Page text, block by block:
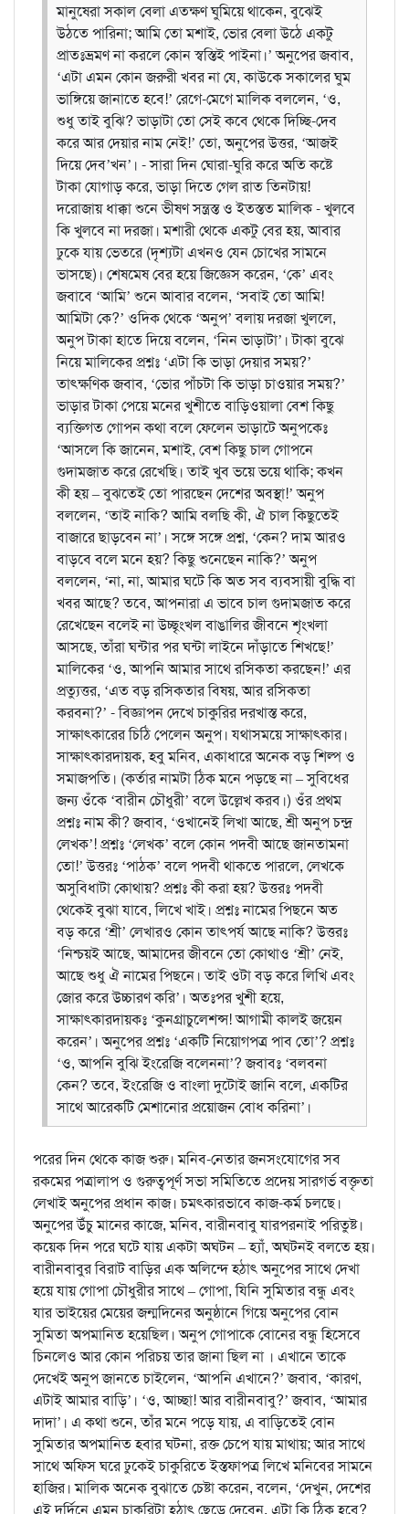
মানুষেরা সকাল বেলা এতক্ষণ ঘুমিয়ে থাকেন, বুঝেই
উঠতে পারিনা; আমি তো মশাই, ভোর বেলা উঠে একটু
প্রাতঃভ্রমণ না করলে কোন স্বস্তিই পাইনা।’ অনুপের জবাব,
‘এটা এমন কোন জরুরী খবর না যে, কাউকে সকালের ঘুম
ভাঙ্গিয়ে জানাতে হবে!’ রেগে-মেগে মালিক বললেন, ‘ও,
শুধু তাই বুঝি? ভাড়াটা তো সেই কবে থেকে দিচ্ছি-দেব
করে আর দেয়ার নাম নেই!’ তো, অনুপের উত্তর, ‘আজই
দিয়ে দেব’খন’। - সারা দিন ঘোরা-ঘুরি করে অতি কষ্টে
টাকা যোগাড় করে, ভাড়া দিতে গেল রাত তিনটায়!
দরোজায় ধাক্কা শুনে ভীষণ সন্ত্রস্ত ও ইতস্তত মালিক - খুলবে
কি খুলবে না দরজা। মশারী থেকে একটু বের হয়, আবার
ঢুকে যায় ভেতরে (দৃশ্যটা এখনও যেন চোখের সামনে
ভাসছে)। শেষমেষ বের হয়ে জিজ্ঞেস করেন, ‘কে’ এবং
জবাবে ‘আমি’ শুনে আবার বলেন, ‘সবাই তো আমি!
আমিটা কে?’ ওদিক থেকে ‘অনুপ’ বলায় দরজা খুললে,
অনুপ টাকা হাতে দিয়ে বলেন, ‘নিন ভাড়াটা’। টাকা বুঝে
নিয়ে মালিকের প্রশ্নঃ ‘এটা কি ভাড়া দেয়ার সময়?’
তাৎক্ষণিক জবাব, ‘ভোর পাঁচটা কি ভাড়া চাওয়ার সময়?’
ভাড়ার টাকা পেয়ে মনের খুশীতে বাড়িওয়ালা বেশ কিছু
ব্যক্তিগত গোপন কথা বলে ফেলেন ভাড়াটে অনুপকেঃ
‘আসলে কি জানেন, মশাই, বেশ কিছু চাল গোপনে
গুদামজাত করে রেখেছি। তাই খুব ভয়ে ভয়ে থাকি; কখন
কী হয় – বুঝতেই তো পারছেন দেশের অবস্থা!’ অনুপ
বললেন, ‘তাই নাকি? আমি বলছি কী, ঐ চাল কিছুতেই
বাজারে ছাড়বেন না’। সঙ্গে সঙ্গে প্রশ্ন, ‘কেন? দাম আরও
বাড়বে বলে মনে হয়? কিছু শুনেছেন নাকি?’ অনুপ
বললেন, ‘না, না, আমার ঘটে কি অত সব ব্যবসায়ী বুদ্ধি বা
খবর আছে? তবে, আপনারা এ ভাবে চাল গুদামজাত করে
রেখেছেন বলেই না উচ্ছৃংখল বাঙালির জীবনে শৃংখলা
আসছে, তাঁরা ঘন্টার পর ঘন্টা লাইনে দাঁড়াতে শিখছে!’
মালিকের ‘ও, আপনি আমার সাথে রসিকতা করছেন!’ এর
প্রত্যুত্তর, ‘এত বড় রসিকতার বিষয়, আর রসিকতা
করবনা?’ - বিজ্ঞাপন দেখে চাকুরির দরখাস্ত করে,
সাক্ষাৎকারের চিঠি পেলেন অনুপ। যথাসময়ে সাক্ষাৎকার।
সাক্ষাৎকারদায়ক, হবু মনিব, একাধারে অনেক বড় শিল্প ও
সমাজপতি। (কর্তার নামটা ঠিক মনে পড়ছে না – সুবিধের
জন্য ওঁকে ‘বারীন চৌধুরী’ বলে উল্লেখ করব।) ওঁর প্রথম
প্রশ্নঃ নাম কী? জবাব, ‘ওখানেই লিখা আছে, শ্রী অনুপ চন্দ্র
লেখক’! প্রশ্নঃ ‘লেখক’ বলে কোন পদবী আছে জানতামনা
তো!’ উত্তরঃ ‘পাঠক’ বলে পদবী থাকতে পারলে, লেখকে
অসুবিধাটা কোথায়? প্রশ্নঃ কী করা হয়? উত্তরঃ পদবী
থেকেই বুঝা যাবে, লিখে খাই। প্রশ্নঃ নামের পিছনে অত
বড় করে ‘শ্রী’ লেখারও কোন তাৎপর্য আছে নাকি? উত্তরঃ
‘নিশ্চয়ই আছে, আমাদের জীবনে তো কোথাও ‘শ্রী’ নেই,
আছে শুধু ঐ নামের পিছনে। তাই ওটা বড় করে লিখি এবং
জোর করে উচ্চারণ করি’। অতঃপর খুশী হয়ে,
সাক্ষাৎকারদায়কঃ ‘কুনগ্রাচুলেশন্স! আগামী কালই জয়েন
করেন’। অনুপের প্রশ্নঃ ‘একটি নিয়োগপত্র পাব তো’? প্রশ্নঃ
‘ও, আপনি বুঝি ইংরেজি বলেননা’? জবাবঃ ‘বলবনা
কেন? তবে, ইংরেজি ও বাংলা দুটোই জানি বলে, একটির
সাথে আরেকটি মেশানোর প্রয়োজন বোধ করিনা’।
পরের দিন থেকে কাজ শুরু। মনিব-নেতার জনসংযোগের সব
রকমের পত্রালাপ ও গুরুত্বপূর্ণ সভা সমিতিতে প্রদেয় সারগর্ভ বক্তৃতা
লেখাই অনুপের প্রধান কাজ। চমৎকারভাবে কাজ-কর্ম চলছে।
অনুপের উঁচু মানের কাজে, মনিব, বারীনবাবু যারপরনাই পরিতুষ্ট।
কয়েক দিন পরে ঘটে যায় একটা অঘটন – হ্যাঁ, অঘটনই বলতে হয়।
বারীনবাবুর বিরাট বাড়ির এক অলিন্দে হঠাৎ অনুপের সাথে দেখা
হয়ে যায় গোপা চৌধুরীর সাথে – গোপা, যিনি সুমিতার বন্ধু এবং
যার ভাইয়ের মেয়ের জন্মদিনের অনুষ্ঠানে গিয়ে অনুপের বোন
সুমিতা অপমানিত হয়েছিল। অনুপ গোপাকে বোনের বন্ধু হিসেবে
চিনলেও আর কোন পরিচয় তার জানা ছিল না । এখানে তাকে
দেখেই অনুপ জানতে চাইলেন, ‘আপনি এখানে?’ জবাব, ‘কারণ,
এটাই আমার বাড়ি’। ‘ও, আচ্ছা! আর বারীনবাবু?’ জবাব, ‘আমার
দাদা’। এ কথা শুনে, তাঁর মনে পড়ে যায়, এ বাড়িতেই বোন
সুমিতার অপমানিত হবার ঘটনা, রক্ত চেপে যায় মাথায়; আর সাথে
সাথে অফিস ঘরে ঢুকেই চাকুরিতে ইস্তফাপত্র লিখে মনিবের সামনে
হাজির। মালিক অনেক বুঝাতে চেষ্টা করেন, বলেন, ‘দেখুন, দেশের
এই দুর্দিনে এমন চাকুরিটা হঠাৎ ছেড়ে দেবেন, এটা কি ঠিক হবে?